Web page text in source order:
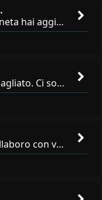
Difficile fare un confronto! Da Veneta hai aggiunto i pensili a tutta altezza e una colonna dispensa da 30, che da soli
Chiudi tutto e parti tranquillo? Sbagliato. Ci sono 3 comportamenti che dicono ai ladri &quot;sono via per due settimane
In realtà, io sono del settore e collaboro con vari negozi, ti possono dire che sono tutti brand abbastanza simili come